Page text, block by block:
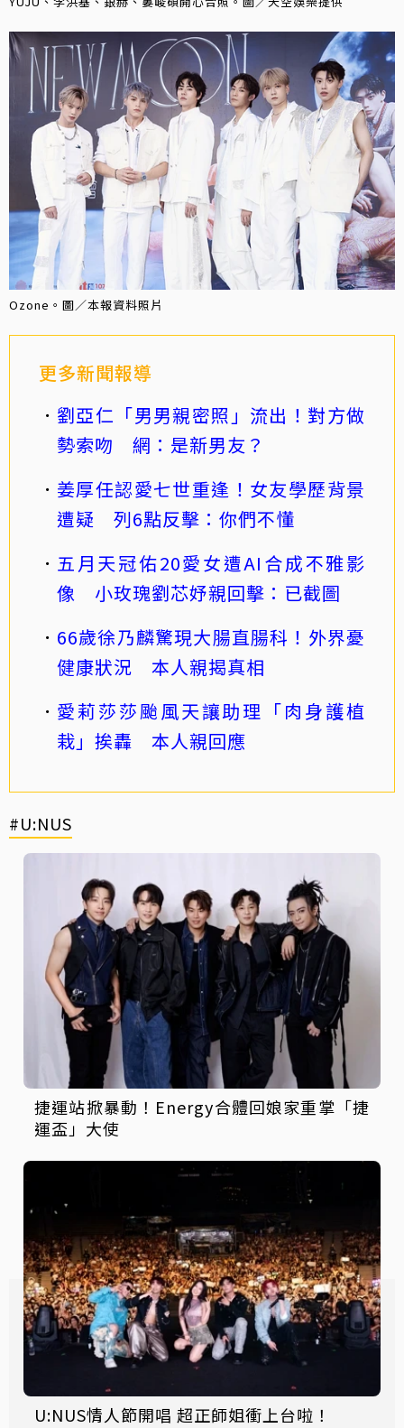
Ozone。圖／本報資料照片
更多新聞報導
劉亞仁「男男親密照」流出！對方做
勢索吻 網：是新男友？
姜厚任認愛七世重逢！女友學歷背景
遭疑 列6點反擊：你們不懂
五月天冠佑20愛女遭AI合成不雅影
像 小玫瑰劉芯妤親回擊：已截圖
66歲徐乃麟驚現大腸直腸科！外界憂
健康狀況 本人親揭真相
愛莉莎莎颱風天讓助理「肉身護植
栽」挨轟 本人親回應
#U:NUS
捷運站掀暴動！Energy合體回娘家重掌「捷
運盃」大使
U:NUS情人節開唱 超正師姐衝上台啦！